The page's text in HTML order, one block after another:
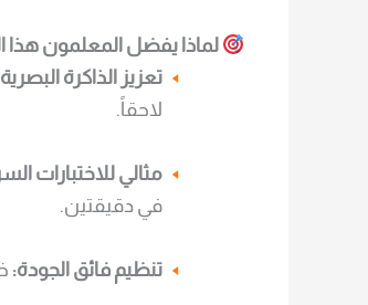
لماذا يفضل المعلمون هذا
تعزيز الذاكرة
لاحقاً.
مثالي للاختبارات
في دقيقتين.
تنظيم فائق الجودة: